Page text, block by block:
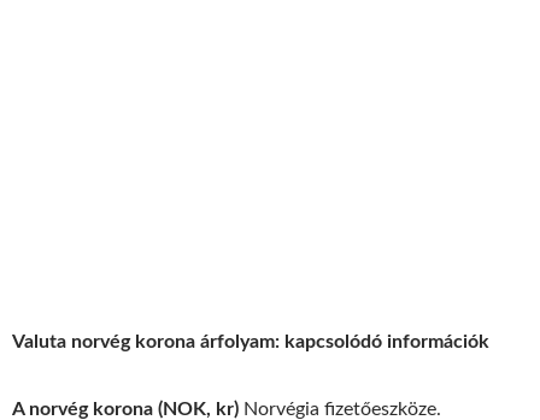
Valuta norvég korona árfolyam: kapcsolódó információk
A norvég korona (NOK, kr) Norvégia fizetőeszköze.